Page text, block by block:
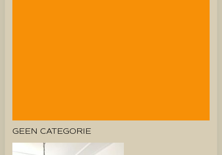
GEEN CATEGORIE